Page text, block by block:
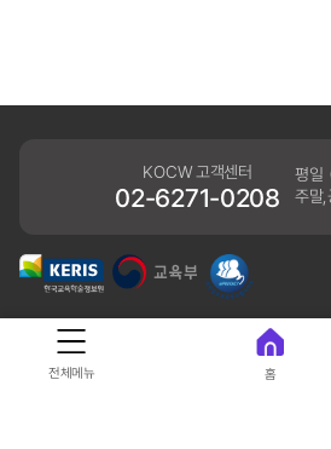
KOCW 고객센터
02-6271-0208
평일
주말
개인정보처리방침
41061 대구광역시 동구 동내로 64 (동내동 1119)
전체메뉴 홈